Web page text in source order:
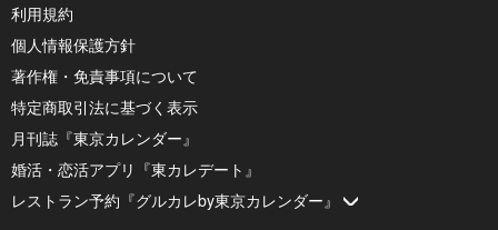
利用規約
個人情報保護方針
著作権・免責事項について
特定商取引法に基づく表示
月刊誌『東京カレンダー』
婚活・恋活アプリ『東カレデート』
レストラン予約『グルカレby東京カレンダー』